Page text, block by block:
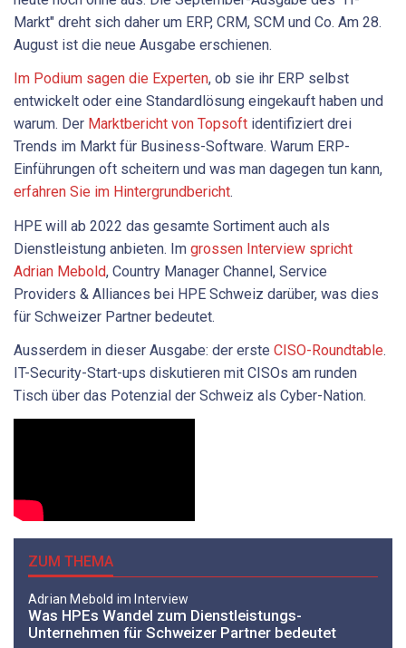
Markt" dreht sich daher um ERP, CRM, SCM und Co. Am 28.
August ist die neue Ausgabe erschienen.
Im Podium sagen die Experten, ob sie ihr ERP selbst
entwickelt oder eine Standardlösung eingekauft haben und
warum. Der Marktbericht von Topsoft identifiziert drei
Trends im Markt für Business-Software. Warum ERP-
Einführungen oft scheitern und was man dagegen tun kann,
erfahren Sie im Hintergrundbericht.
HPE will ab 2022 das gesamte Sortiment auch als
Dienstleistung anbieten. Im grossen Interview spricht
Adrian Mebold, Country Manager Channel, Service
Providers & Alliances bei HPE Schweiz darüber, was dies
für Schweizer Partner bedeutet.
Ausserdem in dieser Ausgabe: der erste CISO-Roundtable.
IT-Security-Start-ups diskutieren mit CISOs am runden
Tisch über das Potenzial der Schweiz als Cyber-Nation.
ZUM THEMA
Adrian Mebold im Interview
Was HPEs Wandel zum Dienstleistungs-
Unternehmen für Schweizer Partner bedeutet